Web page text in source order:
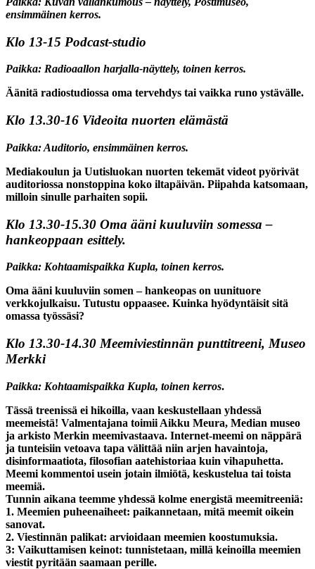
ensimmäinen kerros.
Klo 13-15 Podcast-studio
Paikka: Radioaallon harjalla-näyttely, toinen kerros.
Äänitä radiostudiossa oma tervehdys tai vaikka runo ystävälle.
Klo 13.30-16 Videoita nuorten elämästä
Paikka: Auditorio, ensimmäinen kerros.
Mediakoulun ja Uutisluokan nuorten tekemät videot pyörivät
auditoriossa nonstoppina koko iltapäivän. Piipahda katsomaan,
milloin sinulle parhaiten sopii.
Klo 13.30-15.30 Oma ääni kuuluviin somessa –
hankeoppaan esittely.
Paikka: Kohtaamispaikka Kupla, toinen kerros.
Oma ääni kuuluviin somen – hankeopas on uunituore
verkkojulkaisu. Tutustu oppaasee. Kuinka hyödyntäisit sitä
omassa työssäsi?
Klo 13.30-14.30 Meemiviestinnän punttitreeni, Museo
Merkki
Paikka: Kohtaamispaikka Kupla, toinen kerros.
Tässä treenissä ei hikoilla, vaan keskustellaan yhdessä
meemeistä! Valmentajana toimii Aikku Meura, Median museo
ja arkisto Merkin meemivastaava. Internet-meemi on näppärä
ja tunteisiin vetoava tapa välittää niin arjen havaintoja,
disinformaatiota, filosofian aatehistoriaa kuin vihapuhetta.
Meemi kommentoi usein jotain ilmiötä, keskustelua tai toista
meemiä.
Tunnin aikana teemme yhdessä kolme energistä meemitreeniä:
1. Meemien puheenaiheet: paikannetaan, mitä meemit oikein
sanovat.
2. Viestinnän palikat: arvioidaan meemien koostumuksia.
3: Vaikuttamisen keinot: tunnistetaan, millä keinoilla meemien
viestit pyritään saamaan perille.